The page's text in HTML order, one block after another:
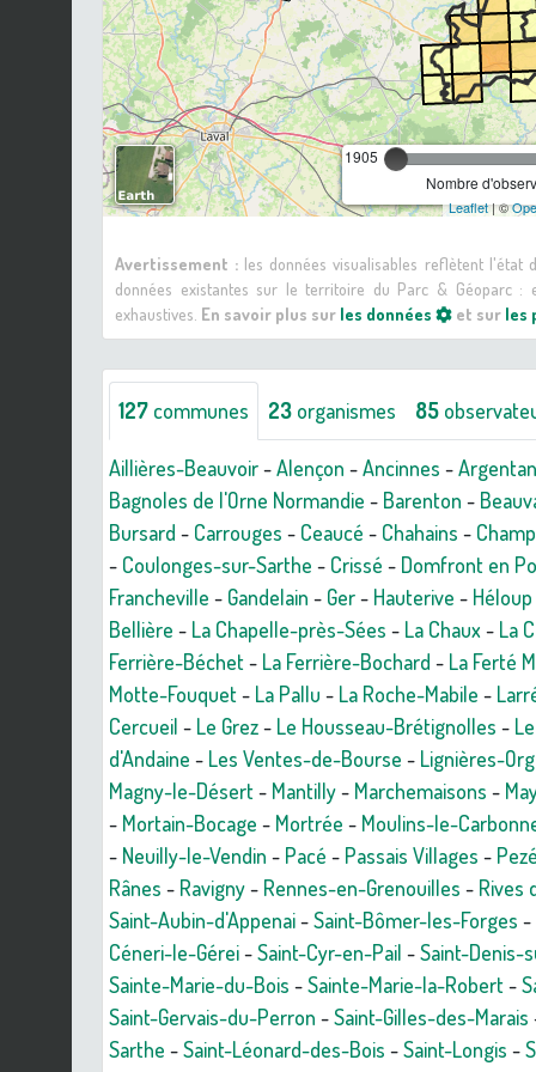
1905
Nombre
Leaflet| ©
Avertissement : les données visualisables reflètent l'état
données existantes sur le territoire du Parc & Géoparc :
exhaustives. En savoir plus sur les données et sur les
127 communes 23 organismes 85
Aillières-Beauvoir-Alençon -Ancinnes -Argentan
Bagnoles de l'Orne Normandie - Barenton -
Bursard - Carrouges - Ceaucé - Chahains -
- Coulonges-sur-Sarthe - Crissé - Domfront en
Francheville - Gandelain - Ger- Hauterive - Héloup
Bellière - La Chapelle-près-Sées - La Chaux - La
Ferrière-Béchet- La Ferrière-Bochard - La Ferté
Motte-Fouquet- La Pallu - La Roche-Mabile -
Cercueil - Le Grez- Le Housseau-Brétignolles -
d'Andaine - Les Ventes-de-Bourse - Lignières-
Magny-le-Désert- Mantilly- Marchemaisons -
- Mortain-Bocage - Mortrée - Moulins-le-
- Neuilly-le-Vendin - Pacé - Passais Villages -
Rânes - Ravigny- Rennes-en-Grenouilles - Rives
Saint-Aubin-d'Appenai-Saint-Bômer-les-Forges -
Céneri-le-Gérei-Saint-Cyr-en-Pail -Saint-Denis-
Sainte-Marie-du-Bois -Sainte-Marie-la-Robert-
Saint-Gervais-du-Perron -Saint-Gilles-des-Marais
Sarthe -Saint-Léonard-des-Bois -Saint-Longis -